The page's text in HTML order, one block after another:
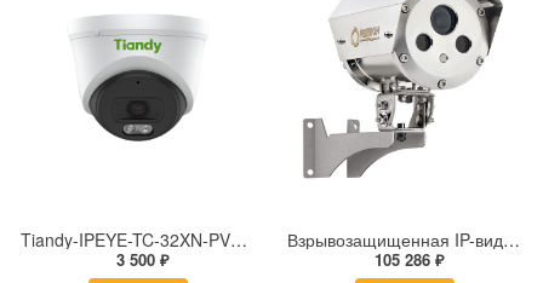
Tiandy-IPEYE-TC-32XN-PVZ 2Мп купольная «турель» IP камера с фиксированным объективом, серия SPARK со встроенным агентом IPEYE для ПВЗ
3 500 ₽
Взрывозащищенная IP-видеокамера Релион Релион-Exd-Н-100-ИК-IP5Мп2.7-13.5Z-PoE-SD-МК-TR
105 286 ₽